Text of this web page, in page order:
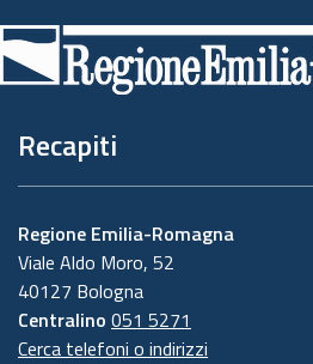
di
pagina
Recapiti
Regione Emilia-Romagna
Viale Aldo Moro, 52
40127 Bologna
Centralino 051 5271
Cerca telefoni o indirizzi